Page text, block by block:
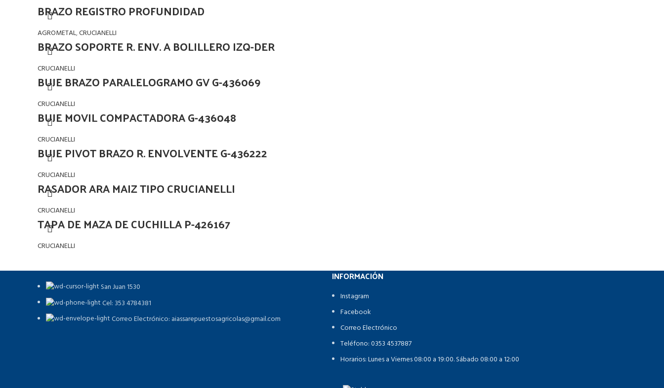
BRAZO REGISTRO PROFUNDIDAD
AGROMETAL,CRUCIANELLI
BRAZO SOPORTE R. ENV. A BOLILLERO IZQ-DER
CRUCIANELLI
BUJE BRAZO PARALELOGRAMO GV G-436069
CRUCIANELLI
BUJE MOVIL COMPACTADORA G-436048
CRUCIANELLI
BUJE PIVOT BRAZO R. ENVOLVENTE G-436222
CRUCIANELLI
RASADOR ARA MAIZ TIPO CRUCIANELLI
CRUCIANELLI
TAPA DE MAZA DE CUCHILLA P-426167
CRUCIANELLI
San Juan 1530
Cel: 353 4784381
Correo Electrónico: aiassarepuestosagricolas@gmail.com
INFORMACIÓN
Instagram
Facebook
Correo Electrónico
Teléfono: 0353 4537887
Horarios: Lunes a Viernes 08:00 a 19:00. Sábado 08:00 a 12:00